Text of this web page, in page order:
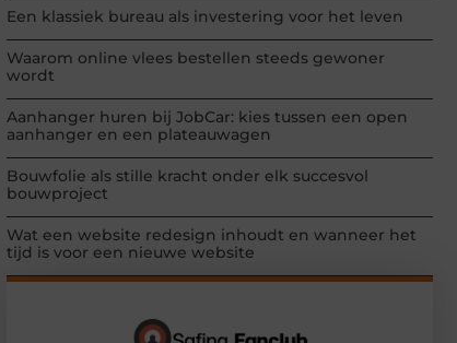
Een klassiek bureau als investering voor het leven
Waarom online vlees bestellen steeds gewoner
wordt
Aanhanger huren bij JobCar: kies tussen een open
aanhanger en een plateauwagen
Bouwfolie als stille kracht onder elk succesvol
bouwproject
Wat een website redesign inhoudt en wanneer het
tijd is voor een nieuwe website